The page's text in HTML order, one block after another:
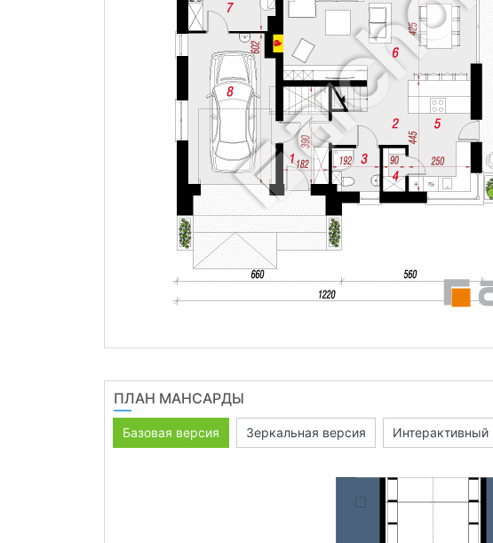
ПЛАН МАНСАРДЫ
Базовая версия Зеркальная версия Интерактивный